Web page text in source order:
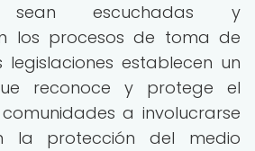
sean escuchadas y
los procesos de toma de
legislaciones establecen un
reconoce y protege el
a involucrarse
la protección del medio